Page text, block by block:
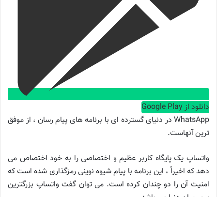
دانلود از Google Play
WhatsApp در دنیای گسترده ای با برنامه های پیام رسان ، از موفق
ترین آنهاست.
واتساپ یک پایگاه کاربر عظیم و اختصاصی را به خود اختصاص می
دهد که اخیراً ، این برنامه با پیام شیوه نوینی رمزگذاری شده است که
امنیت آن را دو چندان کرده است. می توان گفت واتساپ بزرگترین